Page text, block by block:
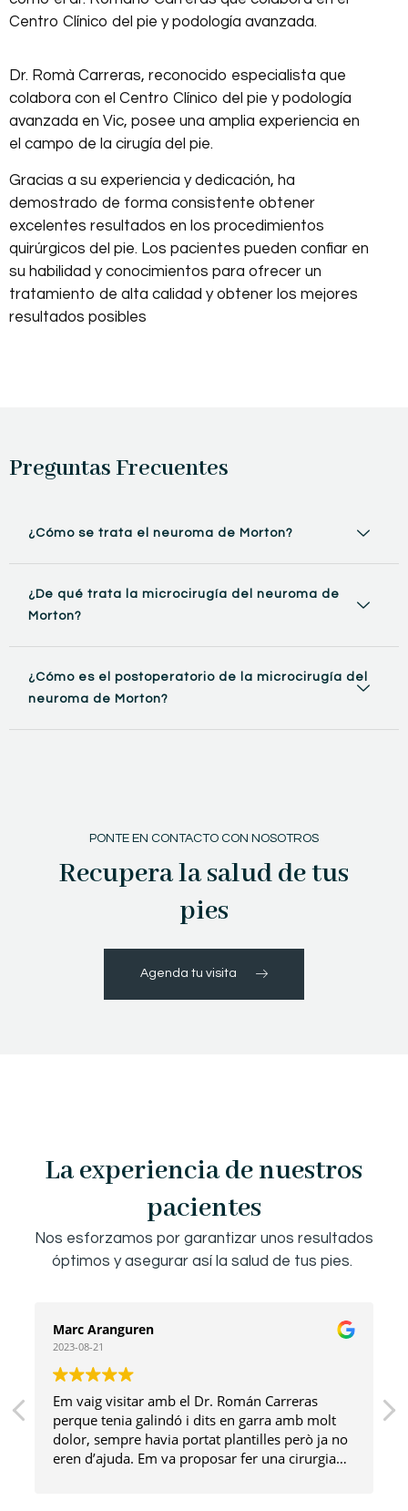
Centro Clínico del pie y podología avanzada.
Dr. Romà Carreras, reconocido especialista que
colabora con el Centro Clínico del pie y podología
avanzada en Vic, posee una amplia experiencia en
el campo de la cirugía del pie.
Gracias a su experiencia y dedicación, ha
demostrado de forma consistente obtener
excelentes resultados en los procedimientos
quirúrgicos del pie. Los pacientes pueden confiar en
su habilidad y conocimientos para ofrecer un
tratamiento de alta calidad y obtener los mejores
resultados posibles
Preguntas Frecuentes
¿Cómo se trata el neuroma de Morton?
¿De qué trata la microcirugía del neuroma de
Morton?
¿Cómo es el postoperatorio de la microcirugía del
neuroma de Morton?
PONTE EN CONTACTO CON NOSOTROS
Recupera la salud de tus
pies
Agenda tu visita
La experiencia de nuestros
pacientes
Nos esforzamos por garantizar unos resultados
óptimos y asegurar así la salud de tus pies.
Marc Aranguren
2023-08-21
Em vaig visitar amb el Dr. Román Carreras
perque tenia galindó i dits en garra amb molt
dolor, sempre havia portat plantilles però ja no
eren d’ajuda. Em va proposar fer una cirurgia